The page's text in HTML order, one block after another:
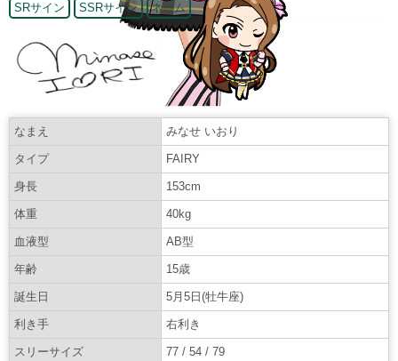
SRサイン SSRサイン ネーム
なまえ みなせ いおり
タイプ FAIRY
身長 153cm
体重 40kg
血液型 AB型
年齢 15歳
誕生日 5月5日(牡牛座)
利き手 右利き
スリーサイズ 77 / 54 / 79